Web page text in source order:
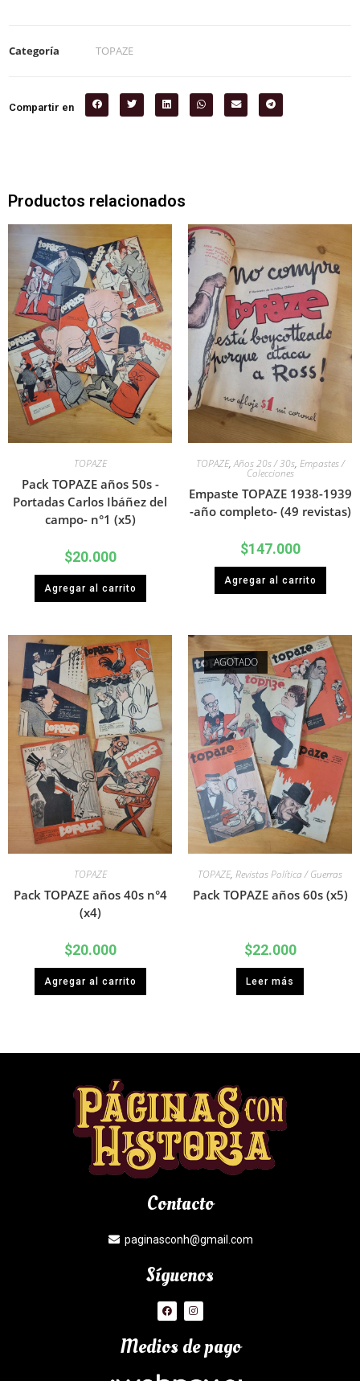
Categoría TOPAZE
Compartir en
Productos relacionados
TOPAZE
Pack TOPAZE años 50s -
Portadas Carlos Ibáñez del
campo- n°1 (x5)
$20.000
Agregar al carrito
TOPAZE,Años 20s / 30s, Empastes /
Colecciones
Empaste TOPAZE 1938-1939
-año completo- (49 revistas)
$147.000
Agregar al carrito
TOPAZE
Pack TOPAZE años 40s n°4
(x4)
$20.000
Agregar al carrito
AGOTADO
TOPAZE, Revistas Política / Guerras
Pack TOPAZE años 60s (x5)
$22.000
Leer más
Contacto
paginasconh@gmail.com
Síguenos
Medios de pago